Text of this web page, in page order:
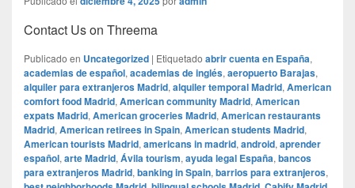
Contact Us on Threema
Publicado en Uncategorized | Etiquetado abrir cuenta en España,
academias de español, academias de inglés, aeropuerto Barajas,
alquiler para extranjeros Madrid, alquiler temporal Madrid, American
comfort food Madrid, American community Madrid, American
expats Madrid, American groceries Madrid, American restaurants
Madrid, American retirees in Spain, American students Madrid,
American tourists Madrid, americans in madrid, android, aprender
español, arte Madrid, Ávila tourism, ayuda legal España, bancos
para extranjeros Madrid, banking in Spain, barrios para extranjeros,